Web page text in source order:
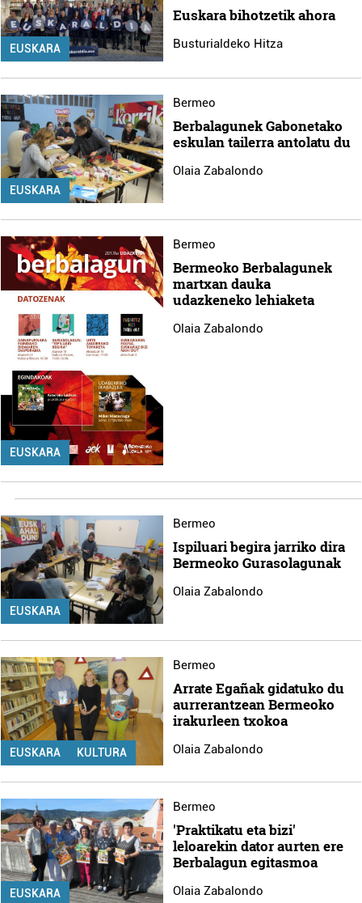
EUSKARA
Euskara bihotzetik ahora
Busturialdeko Hitza
EUSKARA
Bermeo
Berbalagunek Gabonetako
eskulan tailerra antolatu du
Olaia Zabalondo
EUSKARA
Bermeo
Bermeoko Berbalagunek
martxan dauka
udazkeneko lehiaketa
Olaia Zabalondo
EUSKARA
Bermeo
Ispiluari begira jarriko dira
Bermeoko Gurasolagunak
Olaia Zabalondo
EUSKARA KULTURA
Bermeo
Arrate Egañak gidatuko du
aurrerantzean Bermeoko
irakurleen txokoa
Olaia Zabalondo
EUSKARA
Bermeo
'Praktikatu eta bizi'
leloarekin dator aurten ere
Berbalagun egitasmoa
Olaia Zabalondo